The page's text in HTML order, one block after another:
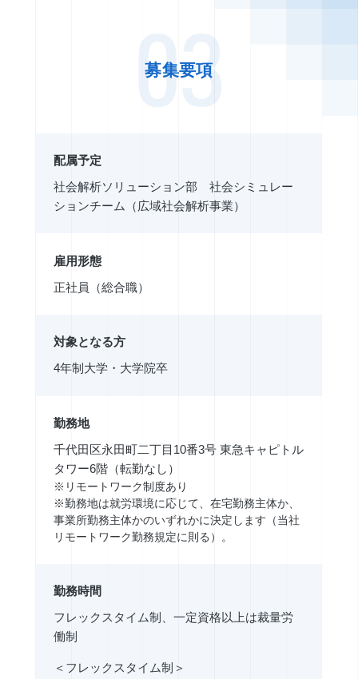
03
募集要項
配属予定
社会解析ソリューション部 社会シミュレー
ションチーム（広域社会解析事業）
雇用形態
正社員（総合職）
対象となる方
4年制大学・大学院卒
勤務地
千代田区永田町二丁目10番3号 東急キャピトル
タワー6階（転勤なし）
※リモートワーク制度あり
※勤務地は就労環境に応じて、在宅勤務主体か、
事業所勤務主体かのいずれかに決定します（当社
リモートワーク勤務規定に則る）。
勤務時間
フレックスタイム制、一定資格以上は裁量労
働制
＜フレックスタイム制＞